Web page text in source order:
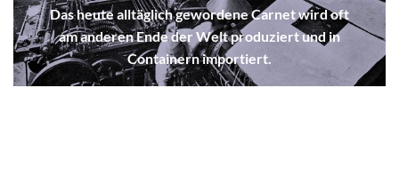
Das heute alltäglich gewordene Carnet wird oft
am anderen Ende der Welt produziert und in
Containern importiert.